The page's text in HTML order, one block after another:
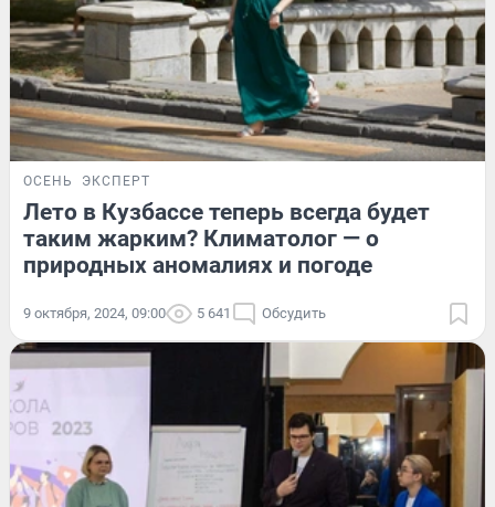
ОСЕНЬ ЭКСПЕРТ
Лето в Кузбассе теперь всегда будет
таким жарким? Климатолог — о
природных аномалиях и погоде
9 октября, 2024, 09:00 5 641 Обсудить